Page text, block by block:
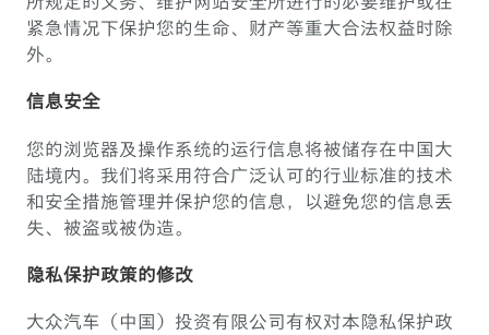
紧急情况下保护您的生命、财产等重大合法权益时除
外。
信息安全
您的浏览器及操作系统的运行信息将被储存在中国大
陆境内。我们将采用符合广泛认可的行业标准的技术
和安全措施管理并保护您的信息，以避免您的信息丢
失、被盗或被伪造。
隐私保护政策的修改
大众汽车（中国）投资有限公司有权对本隐私保护政